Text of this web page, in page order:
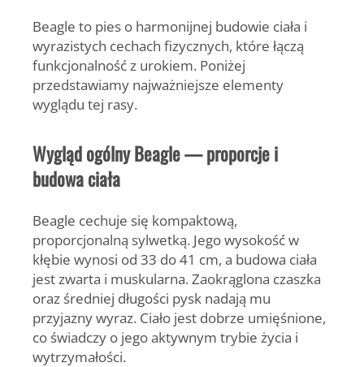
Beagle to pies o harmonijnej budowie ciała i
wyrazistych cechach fizycznych, które łączą
funkcjonalność z urokiem. Poniżej
przedstawiamy najważniejsze elementy
wyglądu tej rasy.
Wygląd ogólny Beagle — proporcje i
budowa ciała
Beagle cechuje się kompaktową,
proporcjonalną sylwetką. Jego wysokość w
kłębie wynosi od 33 do 41 cm, a budowa ciała
jest zwarta i muskularna. Zaokrąglona czaszka
oraz średniej długości pysk nadają mu
przyjazny wyraz. Ciało jest dobrze umięśnione,
co świadczy o jego aktywnym trybie życia i
wytrzymałości.